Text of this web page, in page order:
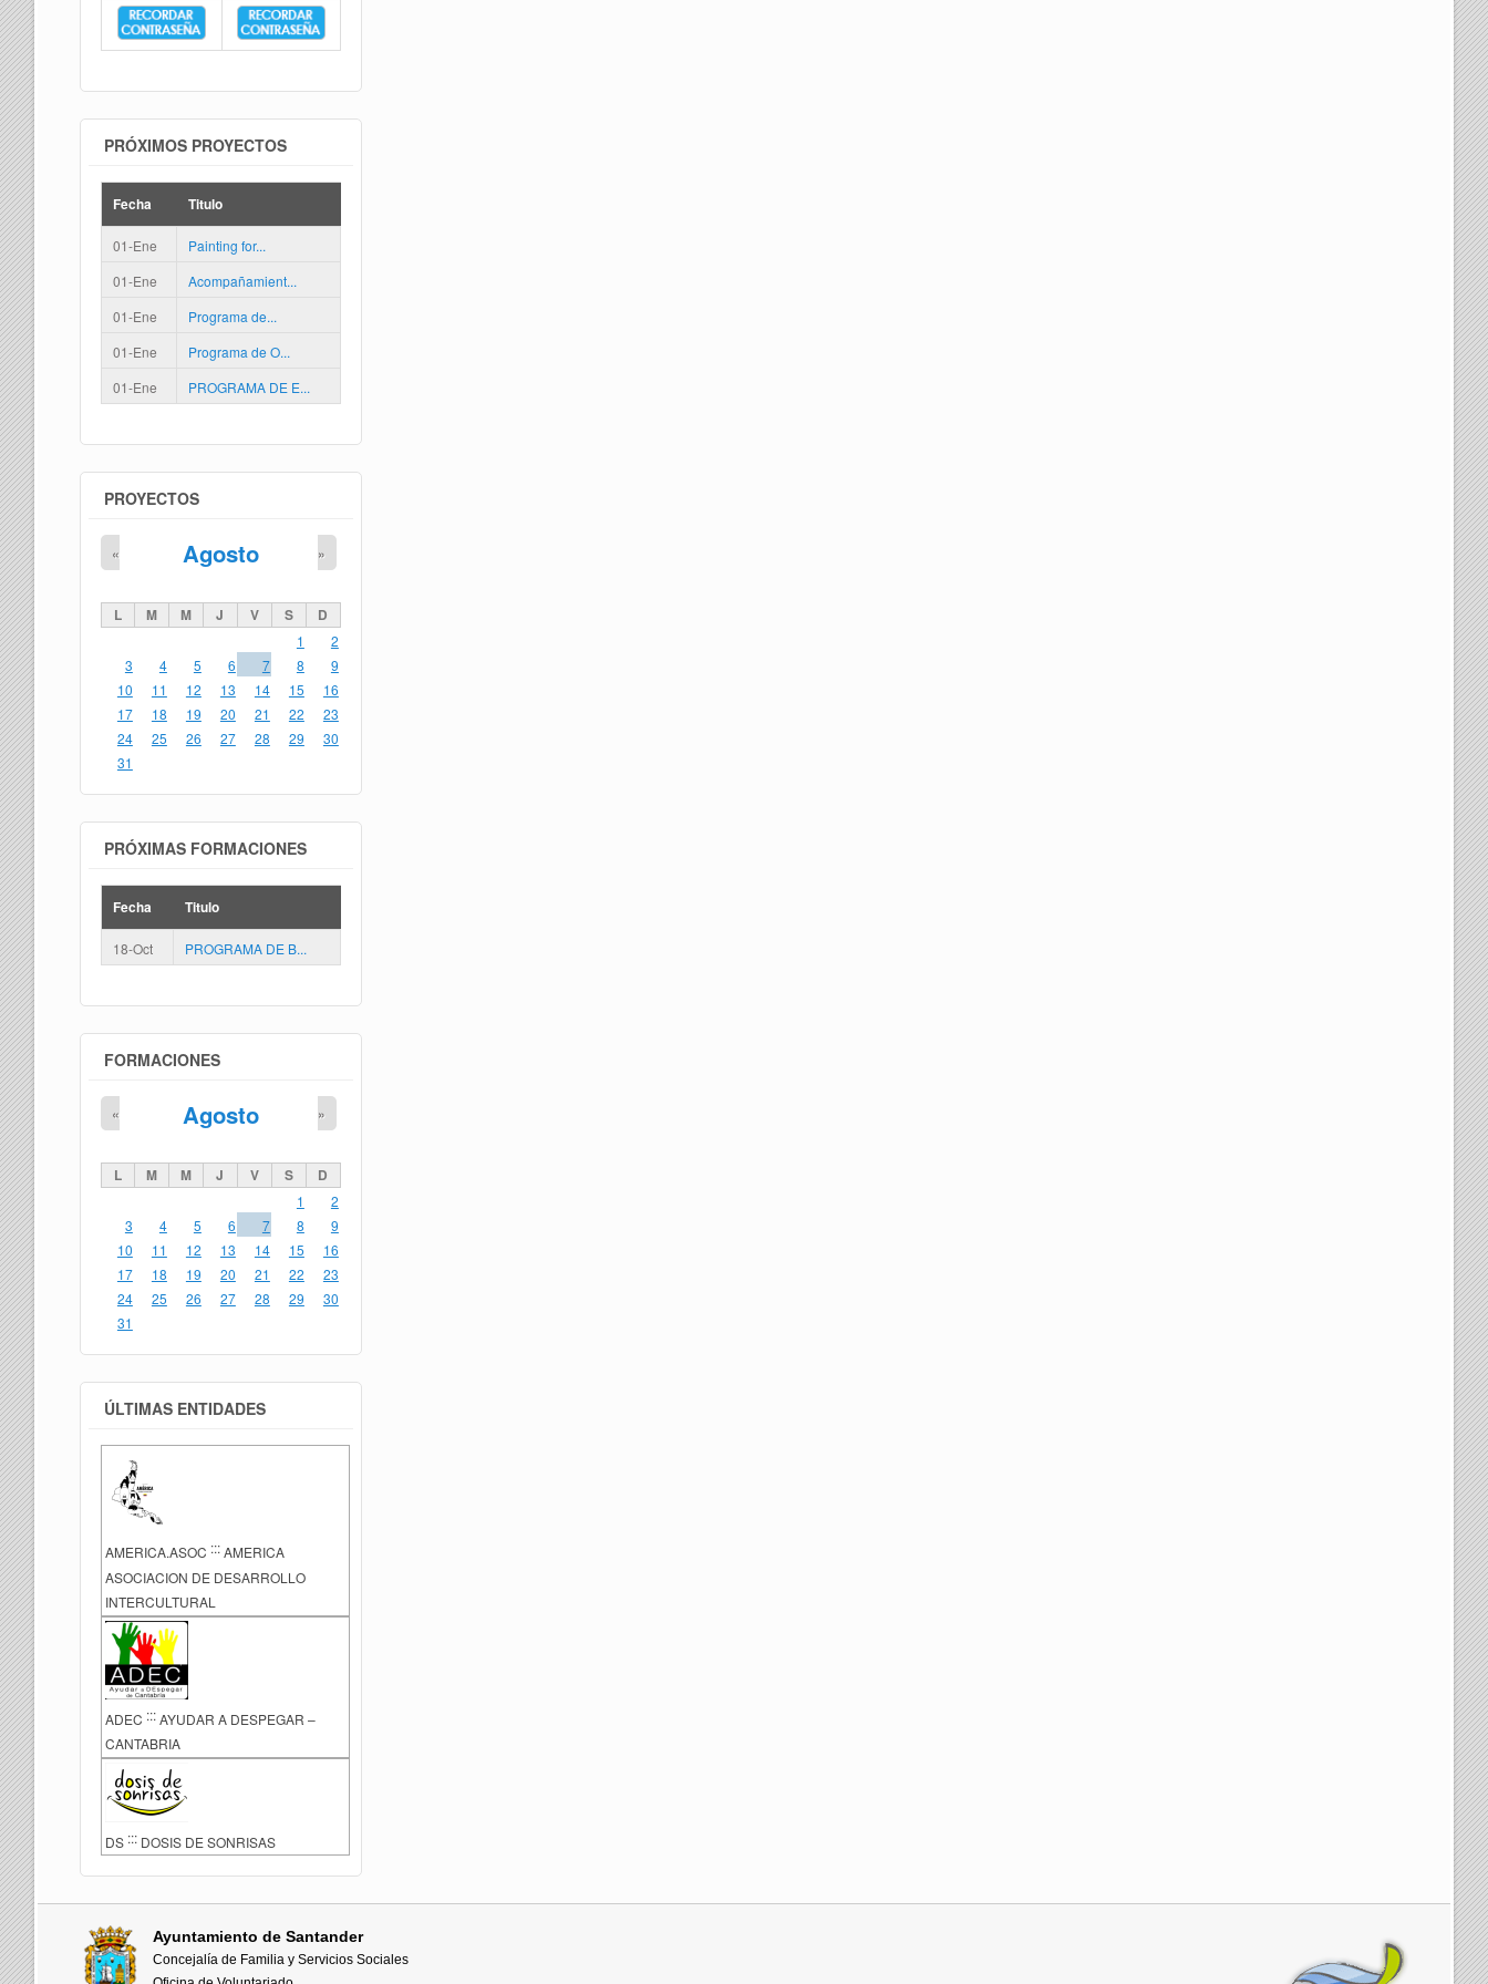
PRÓXIMOS PROYECTOS
Fecha Titulo
01-Ene
Painting for...
01-Ene
Acompañamient...
01-Ene
Programa de...
01-Ene
Programa de O...
01-Ene
PROGRAMA DE E...
PROYECTOS
Agosto
« »
L M M J V S D
1
2
3
4 5 6 7 8
9
10
11 12 13 14 15
16
17
18 19 20 21 22
23
24
25 26 27 28 29
30
31
PRÓXIMAS FORMACIONES
Fecha Titulo
18-Oct PROGRAMA DE B...
FORMACIONES
Agosto
« »
L M M J V S D
1
2
3
4 5 6 7 8
9
10
11 12 13 14 15
16
17
18 19 20 21 22
23
24
25 26 27 28 29
30
31
ÚLTIMAS ENTIDADES
AMERICA.ASOC :::AMERICA
ASOCIACION DE DESARROLLO
INTERCULTURAL
ADEC ::: AYUDAR A DESPEGAR –
CANTABRIA
DS ::: DOSIS DE SONRISAS
Ayuntamiento de Santander
Concejalía de Familia y Servicios Sociales